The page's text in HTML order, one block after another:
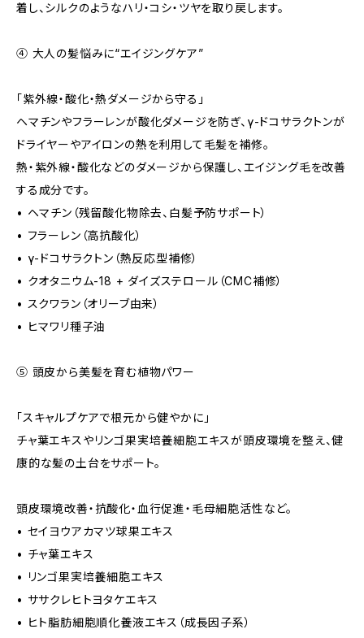
着し、シルクのようなハリ・コシ・ツヤを取り戻します。
④ 大人の髪悩みに“エイジングケア”
「紫外線・酸化・熱ダメージから守る」
ヘマチンやフラーレンが酸化ダメージを防ぎ、γ-ドコサラクトンが
ドライヤーやアイロンの熱を利用して毛髪を補修。
熱・紫外線・酸化などのダメージから保護し、エイジング毛を改善
する成分です。
• ヘマチン（残留酸化物除去、白髪予防サポート）
• フラーレン（高抗酸化）
• γ-ドコサラクトン（熱反応型補修）
• クオタニウム-18 + ダイズステロール（CMC補修）
• スクワラン（オリーブ由来）
• ヒマワリ種子油
⑤ 頭皮から美髪を育む植物パワー
「スキャルプケアで根元から健やかに」
チャ葉エキスやリンゴ果実培養細胞エキスが頭皮環境を整え、健
康的な髪の土台をサポート。
頭皮環境改善・抗酸化・血行促進・毛母細胞活性など。
• セイヨウアカマツ球果エキス
• チャ葉エキス
• リンゴ果実培養細胞エキス
• ササクレヒトヨタケエキス
• ヒト脂肪細胞順化養液エキス（成長因子系）